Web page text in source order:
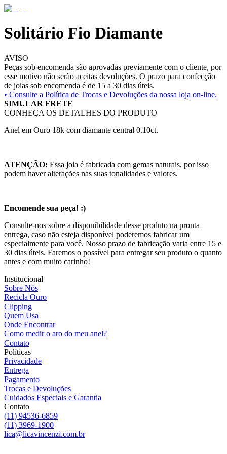
Solitário Fio Diamante
AVISO
Peças sob encomenda são aprovadas previamente com o cliente, por
esse motivo não serão aceitas devoluções. O prazo para confecção
de joias sob encomenda é de 15 a 30 dias úteis.
• Consulte a Política de Trocas e Devoluções da nossa loja on-line.
SIMULAR FRETE
CONHEÇA OS DETALHES DO PRODUTO
Anel em Ouro 18k com diamante central 0.10ct.
ATENÇÃO: Essa joia é fabricada com gemas naturais, por isso
podem haver alterações nas suas tonalidades e valores.
Encomende sua peça! :)
Consulte-nos sobre a disponibilidade desse produto na pronta
entrega, caso não esteja disponível poderemos fabricar um
especialmente para você. Nosso prazo de fabricação varia entre 15 e
30 dias úteis. Faremos o possível para entregar seu produto o quanto
antes e com muito carinho!
Institucional
Sobre Nós
Recicla Ouro
Clipping
Quem Usa
Onde Encontrar
Como medir o aro do meu anel?
Contato
Políticas
Privacidade
Entrega
Pagamento
Trocas e Devoluções
Cuidados Especiais e Garantia
Contato
(11) 94536-6859
(11) 3969-1900
lica@licavincenzi.com.br